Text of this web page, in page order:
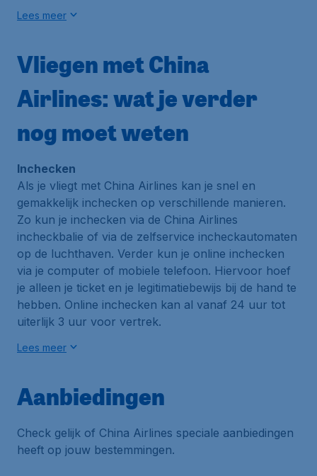
Lees meer
Vliegen met China
Airlines: wat je verder
nog moet weten
Inchecken
Als je vliegt met China Airlines kan je snel en
gemakkelijk inchecken op verschillende manieren.
Zo kun je inchecken via de China Airlines
incheckbalie of via de zelfservice incheckautomaten
op de luchthaven. Verder kun je online inchecken
via je computer of mobiele telefoon. Hiervoor hoef
je alleen je ticket en je legitimatiebewijs bij de hand te
hebben. Online inchecken kan al vanaf 24 uur tot
uiterlijk 3 uur voor vertrek.
Lees meer
Aanbiedingen
Check gelijk of China Airlines speciale aanbiedingen
heeft op jouw bestemmingen.